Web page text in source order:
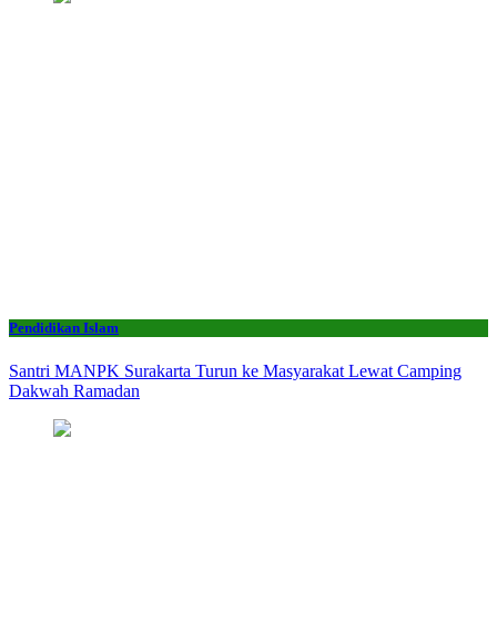
Pendidikan Islam
Santri MANPK Surakarta Turun ke Masyarakat Lewat Camping
Dakwah Ramadan